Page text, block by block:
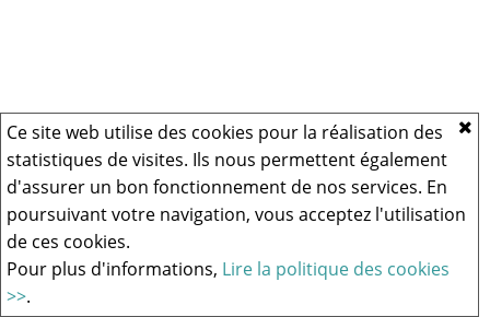
Ce site web utilise des cookies pour la réalisation des
statistiques de visites. Ils nous permettent également
d'assurer un bon fonctionnement de nos services. En
poursuivant votre navigation, vous acceptez l'utilisation
de ces cookies.
Pour plus d'informations, Lire la politique des cookies
>>.